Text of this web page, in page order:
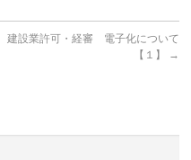
建設業許可・経審 電子化について
【１】
→